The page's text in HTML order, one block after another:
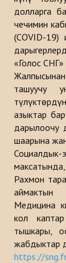
Ѳзбекистан
Макалалар
Китептер
Түрк
БАЙЛАНЫШ
долларга
чечимин
(COVID-19)
«Голос СНГ»
ташуучу
азыктар
дарылоочу
шаарына
Рахмон
аймактын
Медицина
кол
тышкары,
жабдыктар
https://